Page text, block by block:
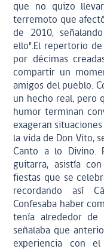
que no quizo
terremoto que
de 2010,
ello".El repertorio
por décimas
compartir un
amigos del pueblo.
un hecho real, pero
humor terminan
exageran
la vida de Don Vito,
Canto a lo Divino.
guitarra, asistía
fiestas que se
recordando así
Confesaba haber
tenía alrededor de
señalaba que
experiencia con